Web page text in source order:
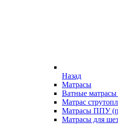
Назад
Матрасы
Ватные
Матрас
Матрасы ППУ
Матрасы для